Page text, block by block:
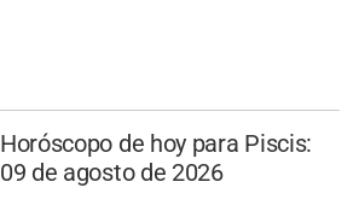
Horóscopo de hoy para Piscis:
09 de agosto de 2026